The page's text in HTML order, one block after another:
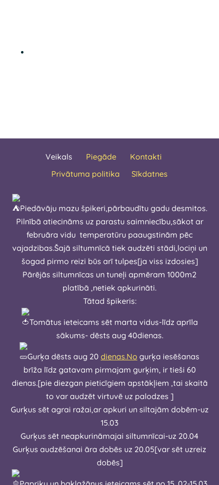
Veikals Piegāde
Kontakti
Privātuma politika
Sīkdatnes
Piedāvāju mazu špikeri,pārbaudītu gadu desmitos.
Pilnībā atiecināms uz parastu saimniecību,sākot ar
februāra vidu temperatūru paaugstinām pēc
vajadzibas.Šajā siltumnīcā tiek audzēti stādi,lociņi un
šogad pirmo reizi būs arī tulpes[ja viss izdosies]
Pārējās siltumnīcas un tuneļi apmēram 1000m2
platībā ,netiek apkurināti.
Tātad špikeris:
Tomātus ieteicams sēt marta vidus-līdz aprīla
sākums- dēsts aug 40dienas.
Gurķa dēsts aug 20 dienas.No gurķa iesēšanas
brīža līdz gatavam pirmajam gurķim, ir tieši 60
dienas.[pie diezgan pieticīgiem apstākļiem ,tai skaitā
to var audzēt virtuvē uz palodzes ]
Gurķus sēt agrai ražai,ar apkuri un siltajām dobēm-uz
15.03
Gurķus sēt neapkurināmajai siltumnīcai-uz 20.04
Gurķus audzēšanai āra dobēs uz 20.05[var sēt uzreiz
dobēs]